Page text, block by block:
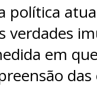
política
verdades
em
das